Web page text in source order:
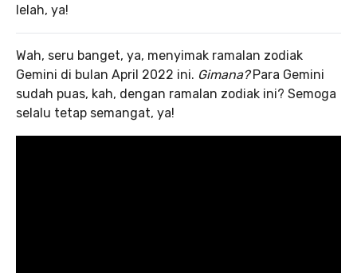
lelah, ya!
Wah, seru banget, ya, menyimak ramalan zodiak
Gemini di bulan April 2022 ini. Gimana?Para Gemini
sudah puas, kah, dengan ramalan zodiak ini? Semoga
selalu tetap semangat, ya!